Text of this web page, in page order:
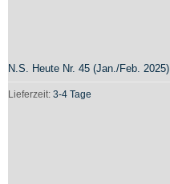
N.S. Heute Nr. 45 (Jan./Feb. 2025)
Lieferzeit: 3-4 Tage